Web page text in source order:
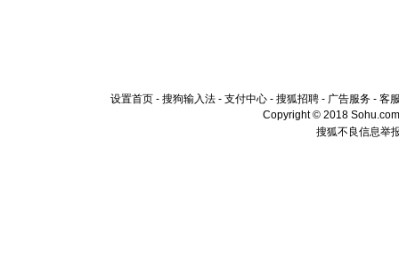
设置首页 - 搜狗输入法 - 支付中心 - 搜狐招聘 - 广告服务 - 客
Copyright © 2018
搜狐不良信息举